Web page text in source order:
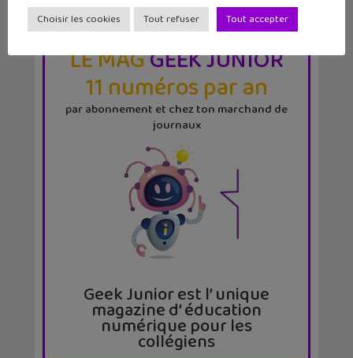
LE MAGGEEK JUNIOR
11 numéros par an
par abonnement et chez ton marchand de
journaux
Geek Junior est l’ unique
magazine d’ éducation
numérique pour les
collégiens
Choisir les cookies Tout refuser Tout accepter